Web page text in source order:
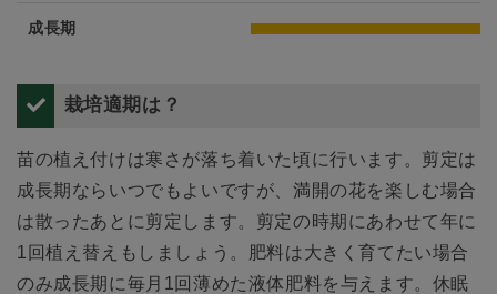
成長期
栽培適期は？
苗の植え付けは寒さが落ち着いた頃に行います。剪定は
成長期ならいつでもよいですが、満開の花を楽しむ場合
は散ったあとに剪定します。剪定の時期にあわせて年に
1回植え替えもしましょう。肥料は大きく育てたい場合
のみ成長期に毎月1回薄めた液体肥料を与えます。休眠